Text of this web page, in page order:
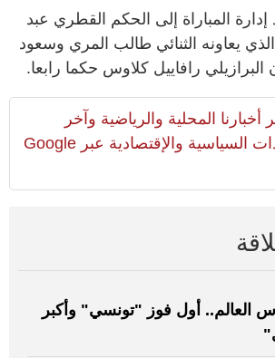
إدارة المباراة إلى الحكم القطري عبد
يعاونه الثنائي طالب المري وسعود
البرازيلي رافاييل كلاوس حكما رابعا.
أخبارنا المحلية والرياضية وآخر
المستجدات السياسية والإقتصادية عبر Google
العالم.. أول فوز "تونسي" وأكبر